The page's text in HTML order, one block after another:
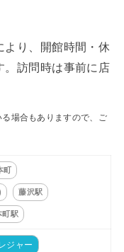
り、開館時間・休
。訪問時は事前に店
場合もありますので、ご
町
藤沢駅
町駅
ジャー